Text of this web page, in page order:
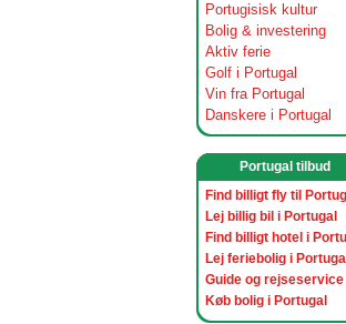
Portugisisk kultur
Bolig & investering
Aktiv ferie
Golf i Portugal
Vin fra Portugal
Danskere i Portugal
Portugal tilbud
Find billigt fly til
Lej billig bil i Portugal
Find billigt hotel i
Lej feriebolig i Portugal
Guide og rejseservice
Køb bolig i Portugal